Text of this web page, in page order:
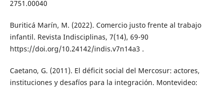
2751.00040
Buriticá Marín, M. (2022). Comercio justo frente al trabajo
infantil. Revista Indisciplinas, 7(14), 69-90
https://doi.org/10.24142/indis.v7n14a3 .
Caetano, G. (2011). El déficit social del Mercosur: actores,
instituciones y desafíos para la integración. Montevideo: